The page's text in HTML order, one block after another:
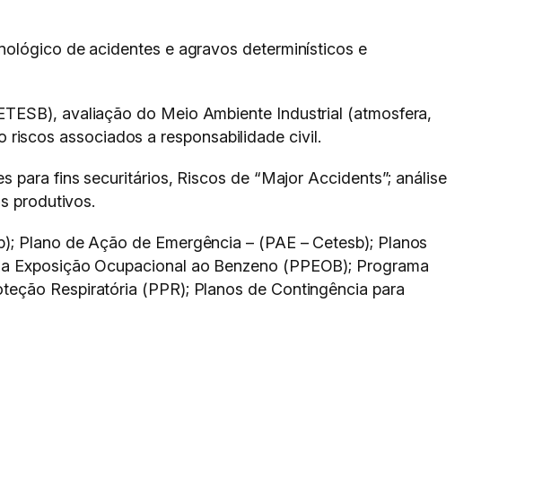
de acidentes e agravos determinísticos e
avaliação do Meio Ambiente Industrial (atmosfera,
riscos associados a responsabilidade civil.
para fins securitários, Riscos de “Major Accidents”; análise
produtivos.
Plano de Ação de Emergência – (PAE – Cetesb); Planos
Ocupacional ao Benzeno (PPEOB); Programa
Respiratória (PPR); Planos de Contingência para